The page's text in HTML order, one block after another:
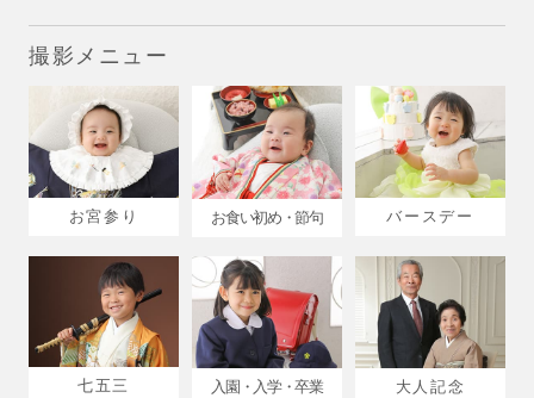
撮影メニュー
お宮参り お食い初め・節句 バースデー
七五三 入園・入学・卒業 大人記念